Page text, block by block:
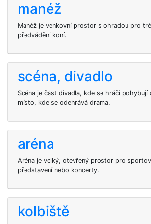
manéž
Manéž je venkovní prostor s ohradou pro
předvádění koní.
scéna, divadlo
Scéna je část divadla, kde se hráči pohybují
místo, kde se odehrává drama.
aréna
Aréna je velký, otevřený prostor pro
představení nebo koncerty.
kolbiště